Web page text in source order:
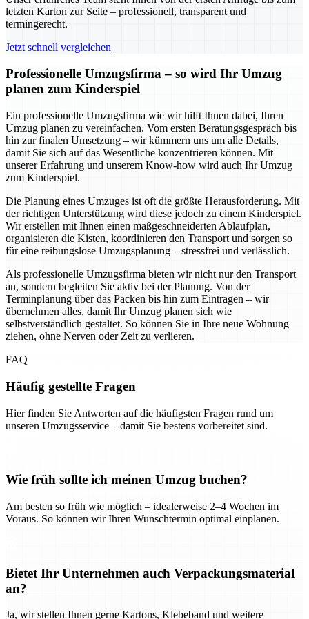
letzten Karton zur Seite – professionell, transparent und
termingerecht.
Jetzt schnell vergleichen
Professionelle Umzugsfirma – so wird Ihr Umzug
planen zum Kinderspiel
Ein professionelle Umzugsfirma wie wir hilft Ihnen dabei, Ihren
Umzug planen zu vereinfachen. Vom ersten Beratungsgespräch bis
hin zur finalen Umsetzung – wir kümmern uns um alle Details,
damit Sie sich auf das Wesentliche konzentrieren können. Mit
unserer Erfahrung und unserem Know-how wird auch Ihr Umzug
zum Kinderspiel.
Die Planung eines Umzuges ist oft die größte Herausforderung. Mit
der richtigen Unterstützung wird diese jedoch zu einem Kinderspiel.
Wir erstellen mit Ihnen einen maßgeschneiderten Ablaufplan,
organisieren die Kisten, koordinieren den Transport und sorgen so
für eine reibungslose Umzugsplanung – stressfrei und verlässlich.
Als professionelle Umzugsfirma bieten wir nicht nur den Transport
an, sondern begleiten Sie aktiv bei der Planung. Von der
Terminplanung über das Packen bis hin zum Eintragen – wir
übernehmen alles, damit Ihr Umzug planen sich wie
selbstverständlich gestaltet. So können Sie in Ihre neue Wohnung
ziehen, ohne Nerven oder Zeit zu verlieren.
FAQ
Häufig gestellte Fragen
Hier finden Sie Antworten auf die häufigsten Fragen rund um
unseren Umzugsservice – damit Sie bestens vorbereitet sind.
Wie früh sollte ich meinen Umzug buchen?
Am besten so früh wie möglich – idealerweise 2–4 Wochen im
Voraus. So können wir Ihren Wunschtermin optimal einplanen.
Bietet Ihr Unternehmen auch Verpackungsmaterial
an?
Ja, wir stellen Ihnen gerne Kartons, Klebeband und weitere